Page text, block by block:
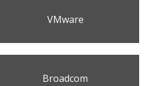
VMware
Broadcom